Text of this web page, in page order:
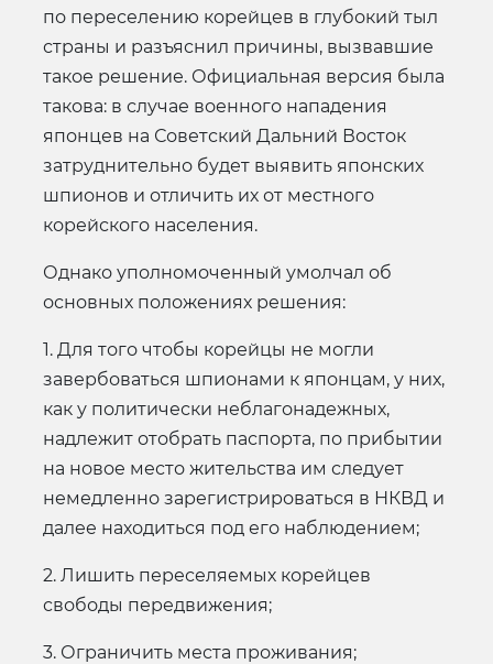
по переселению корейцев в глубокий тыл
страны и разъяснил причины, вызвавшие
такое решение. Официальная версия была
такова: в случае военного нападения
японцев на Советский Дальний Восток
затруднительно будет выявить японских
шпионов и отличить их от местного
корейского населения.
Однако уполномоченный умолчал об
основных положениях решения:
1. Для того чтобы корейцы не могли
завербоваться шпионами к японцам, у них,
как у политически неблагонадежных,
надлежит отобрать паспорта, по прибытии
на новое место жительства им следует
немедленно зарегистрироваться в НКВД и
далее находиться под его наблюдением;
2. Лишить переселяемых корейцев
свободы передвижения;
3. Ограничить места проживания;